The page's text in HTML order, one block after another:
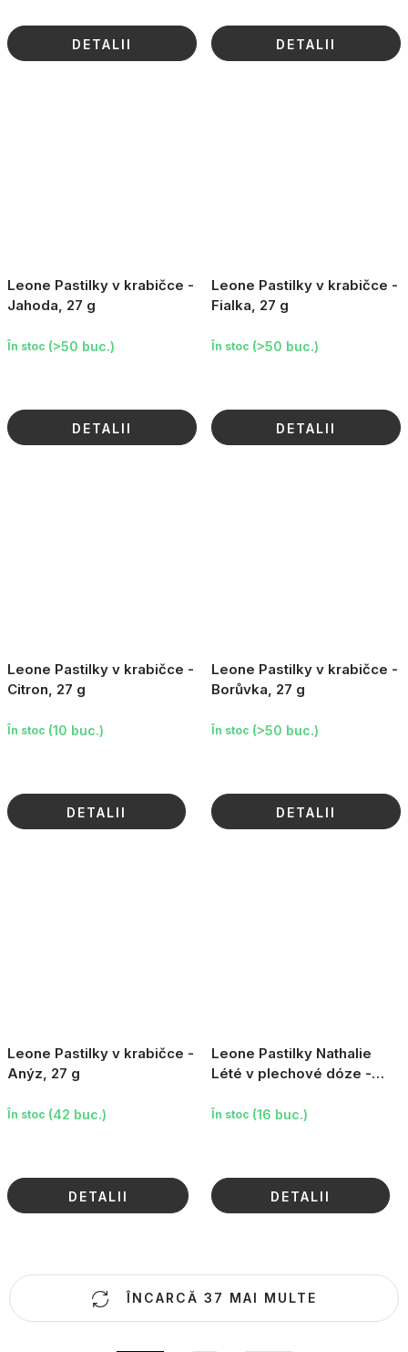
DETALII DETALII
Leone Pastilky v krabičce -
Jahoda, 27 g
În stoc (>50 buc.)
DETALII
Leone Pastilky v krabičce -
Fialka, 27 g
În stoc (>50 buc.)
DETALII
Leone Pastilky v krabičce -
Citron, 27 g
În stoc (10 buc.)
DETALII
Leone Pastilky v krabičce -
Borůvka, 27 g
În stoc (>50 buc.)
DETALII
Leone Pastilky v krabičce -
Anýz, 27 g
În stoc (42 buc.)
DETALII
Leone Pastilky Nathalie
Lété v plechové dóze -
În stoc (16 buc.)
DETALII
C
o
ÎNCARCĂ 37 MAI MULTE